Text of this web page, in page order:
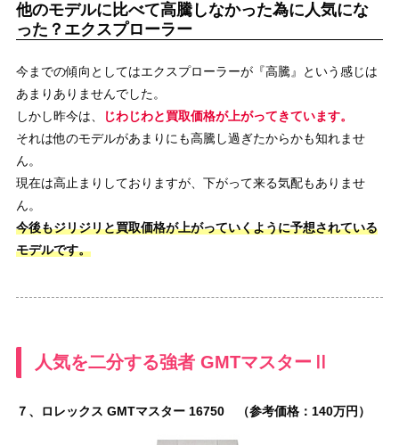
他のモデルに比べて高騰しなかった為に人気にな
った？エクスプローラー
今までの傾向としてはエクスプローラーが『高騰』という感じは
あまりありませんでした。
しかし昨今は、
じわじわと買取価格が上がってきています。
それは他のモデルがあまりにも高騰し過ぎたからかも知れませ
ん。
現在は高止まりしておりますが、下がって来る気配もありませ
ん。
今後もジリジリと買取価格が上がっていくように予想されている
モデルです。
人気を二分する強者 GMTマスターⅡ
７、ロレックス GMTマスター 16750 （参考価格：140万円）